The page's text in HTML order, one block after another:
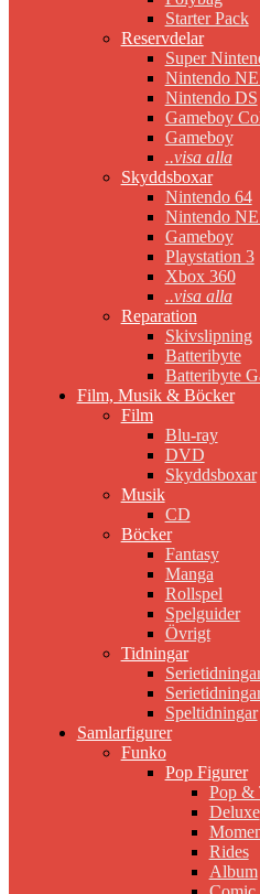
Starter Pack
Reservdelar
Super
Nintendo
Nintendo DS
Gameboy
Gameboy
..visa alla
Skyddsboxar
Nintendo 64
Nintendo
Gameboy
Playstation 3
Xbox 360
..visa alla
Reparation
Skivslipning
Batteribyte
Batteribyte
Film, Musik & Böcker
Film
Blu-ray
DVD
Skyddsboxar
Musik
CD
Böcker
Fantasy
Manga
Rollspel
Spelguider
Övrigt
Tidningar
Speltidningar
Samlarfigurer
Funko
Pop Figurer
Pop &
Deluxe
Rides
Album